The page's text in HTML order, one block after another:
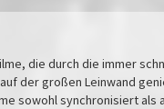
die durch die immer
der großen Leinwand
sowohl synchronisiert